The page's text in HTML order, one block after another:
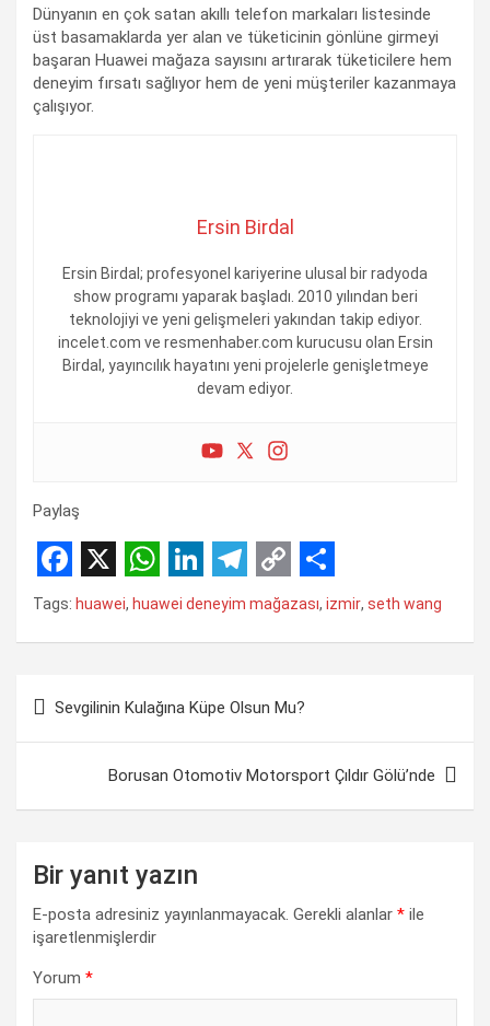
Dünyanın en çok satan akıllı telefon markaları listesinde
üst basamaklarda yer alan ve tüketicinin gönlüne girmeyi
başaran Huawei mağaza sayısını artırarak tüketicilere hem
deneyim fırsatı sağlıyor hem de yeni müşteriler kazanmaya
çalışıyor.
Ersin Birdal
Ersin Birdal; profesyonel kariyerine ulusal bir radyoda
show programı yaparak başladı. 2010 yılından beri
teknolojiyi ve yeni gelişmeleri yakından takip ediyor.
incelet.com ve resmenhaber.com kurucusu olan Ersin
Birdal, yayıncılık hayatını yeni projelerle genişletmeye
devam ediyor.
Paylaş
F
e
b
o
X
W
t
s
A
p
L
k
e
d
I
T
e
g
r
a
C
y
L
i
n
S
r
e
Tags: huawei, huawei deneyim mağazası, izmir, seth wang
Yazı
gezinmesi
Sevgilinin Kulağına Küpe Olsun Mu?
Borusan Otomotiv Motorsport Çıldır Gölü’nde
Bir yanıt yazın
E-posta adresiniz yayınlanmayacak. Gerekli alanlar * ile
işaretlenmişlerdir
Yorum *